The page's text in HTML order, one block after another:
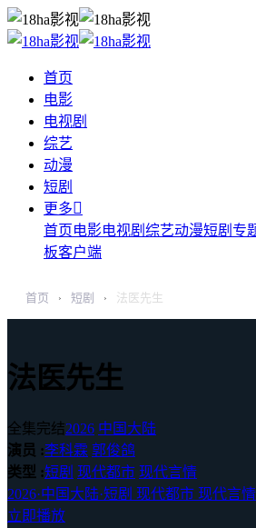
首页
电影
电视剧
综艺
动漫
短剧
更多
首页电影电视剧 综艺动漫短剧 专
板客户端
首页 › 短剧 › 法医先生
法医先生
全集完结2026 中国大陆
演员 :李科霖 郭俊鸽
类型 :短剧 现代都市 现代言情
2026·中国大陆·短剧 现代都市 现代言情
立即播放